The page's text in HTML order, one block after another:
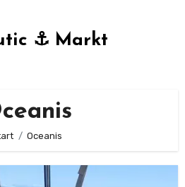
⚓ Markt
Oceanis